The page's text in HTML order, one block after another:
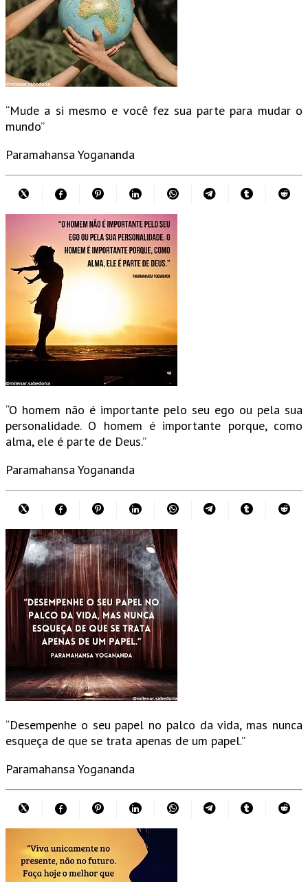
“Mude a si mesmo e você fez sua parte para mudar o
mundo”
Paramahansa Yogananda
“O homem não é importante pelo seu ego ou pela sua
personalidade. O homem é importante porque, como
alma, ele é parte de Deus.”
Paramahansa Yogananda
“Desempenhe o seu papel no palco da vida, mas nunca
esqueça de que se trata apenas de um papel.”
Paramahansa Yogananda